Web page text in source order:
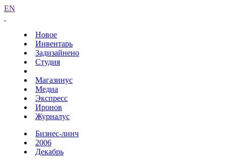
EN
Новое
Инвентарь
Задизайнено
Студия
Магазинус
Медиа
Экспресс
Иронов
Журналус
Бизнес-линч
2006
Декабрь